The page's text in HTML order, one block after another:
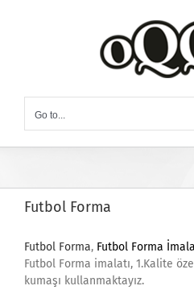
Go to...
Futbol Forma
Futbol Forma, Futbol Forma
Futbol Forma imalatı, 1.Kalite
kumaşı kullanmaktayız.